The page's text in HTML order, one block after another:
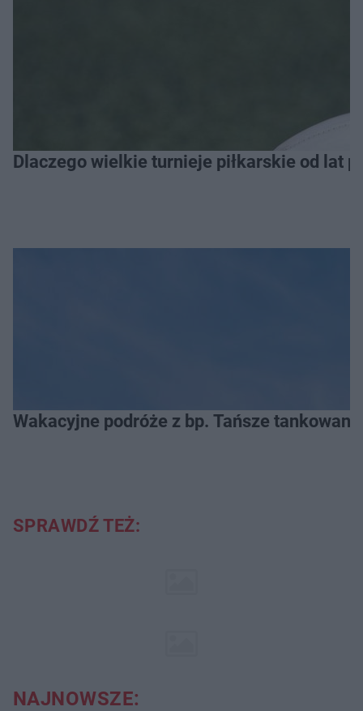
Dlaczego wielkie turnieje piłkarskie od lat
Wakacyjne podróże z bp. Tańsze
SPRAWDŹ TEŻ:
NAJNOWSZE: